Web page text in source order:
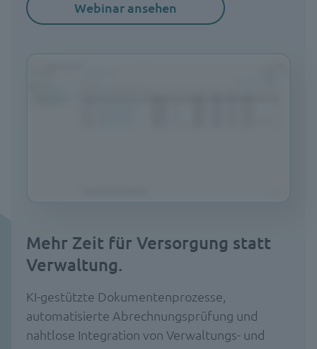
Webinar ansehen
Mehr Zeit für Versorgung statt
Verwaltung.
KI-gestützte Dokumentenprozesse,
automatisierte Abrechnungsprüfung und
nahtlose Integration von Verwaltungs- und